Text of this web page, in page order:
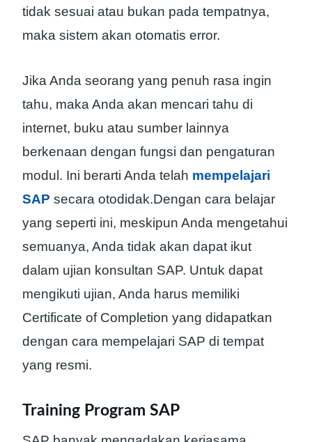
tidak sesuai atau bukan pada tempatnya,
maka sistem akan otomatis error.
Jika Anda seorang yang penuh rasa ingin
tahu, maka Anda akan mencari tahu di
internet, buku atau sumber lainnya
berkenaan dengan fungsi dan pengaturan
modul. Ini berarti Anda telah mempelajari
SAP secara otodidak.Dengan cara belajar
yang seperti ini, meskipun Anda mengetahui
semuanya, Anda tidak akan dapat ikut
dalam ujian konsultan SAP. Untuk dapat
mengikuti ujian, Anda harus memiliki
Certificate of Completion yang didapatkan
dengan cara mempelajari SAP di tempat
yang resmi.
Training Program SAP